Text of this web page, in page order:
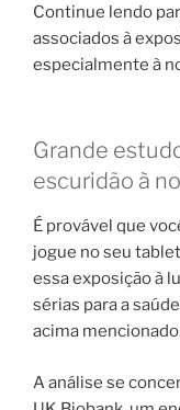
Continue lendo
associados à
especialmente à
Grande
escuridão à
É provável que
jogue no seu
essa exposição à
sérias para a
acima
A análise se